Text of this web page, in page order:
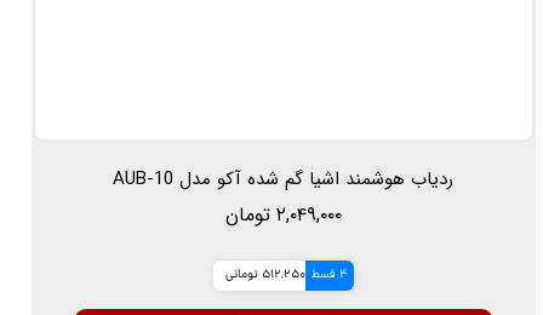
ردیاب هوشمند اشیا گم شده آکو مدل AUB-10
۲,۰۴۹,۰۰۰ تومان
4 قسط 512,250 تومانی